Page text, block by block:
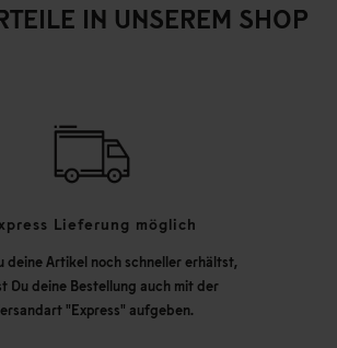
IN UNSEREM SHOP
Lieferung möglich
deine Artikel noch schneller erhältst,
Du deine Bestellung auch mit der
"Express" aufgeben.